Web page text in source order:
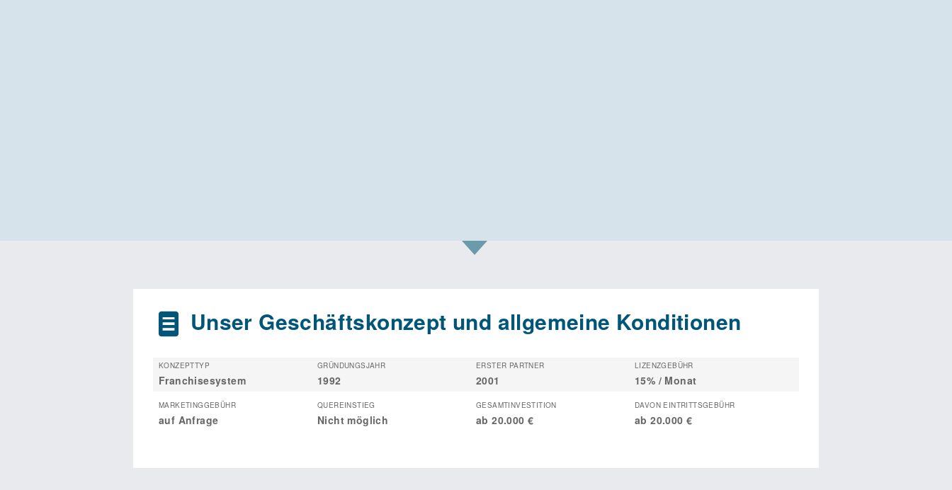
Unser Geschäftskonzept und allgemeine Konditionen
KONZEPTTYP
Franchisesystem
GRÜNDUNGSJAHR
1992
ERSTER PARTNER
2001
LIZENZGEBÜHR
15% / Monat
MARKETINGGEBÜHR
auf Anfrage
QUEREINSTIEG
Nicht möglich
GESAMTINVESTITION
ab 20.000 €
DAVON EINTRITTSGEBÜHR
ab 20.000 €